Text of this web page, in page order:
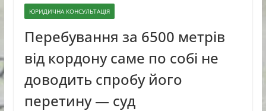
ЮРИДИЧНА КОНСУЛЬТАЦІЯ
Перебування за 6500 метрів
від кордону саме по собі не
доводить спробу його
перетину — суд